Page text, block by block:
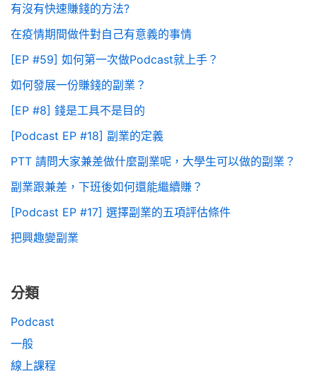
有沒有快速賺錢的方法?
在疫情期間做件對自己有意義的事情
[EP #59] 如何第一次做Podcast就上手？
如何發展一份賺錢的副業？
[EP #8] 錢是工具不是目的
[Podcast EP #18] 副業的定義
PTT 請問大家兼差做什麼副業呢，大學生可以做的副業？
副業跟兼差，下班後如何還能繼續賺？
[Podcast EP #17] 選擇副業的五項評估條件
把興趣變副業
分類
Podcast
一般
線上課程